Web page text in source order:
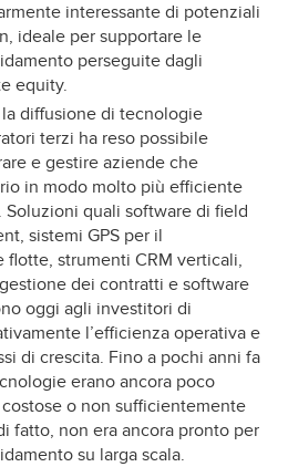
interessante di potenziali
ideale per supportare le
perseguite dagli
equity.
la diffusione di tecnologie
terzi ha reso possibile
e gestire aziende che
in modo molto più efficiente
Soluzioni quali software di field
sistemi GPS per il
flotte, strumenti CRM verticali,
dei contratti e software
oggi agli investitori di
l’efficienza operativa e
di crescita. Fino a pochi anni fa
erano ancora poco
o non sufficientemente
fatto, non era ancora pronto per
su larga scala.